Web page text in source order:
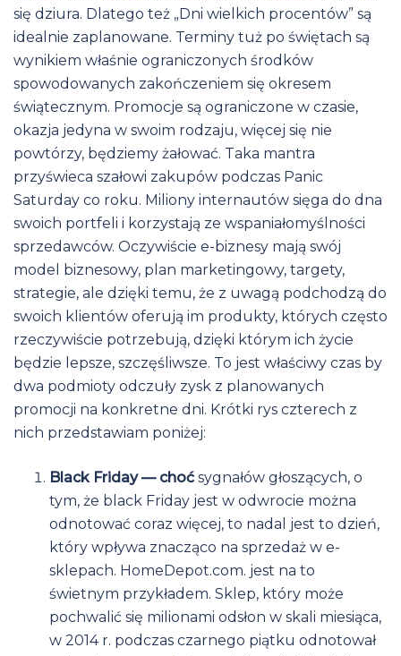
się dziura. Dlatego też „Dni wielkich procentów” są
idealnie zaplanowane. Terminy tuż po świętach są
wynikiem właśnie ograniczonych środków
spowodowanych zakończeniem się okresem
świątecznym. Promocje są ograniczone w czasie,
okazja jedyna w swoim rodzaju, więcej się nie
powtórzy, będziemy żałować. Taka mantra
przyświeca szałowi zakupów podczas Panic
Saturday co roku. Miliony internautów sięga do dna
swoich portfeli i korzystają ze wspaniałomyślności
sprzedawców. Oczywiście e-biznesy mają swój
model biznesowy, plan marketingowy, targety,
strategie, ale dzięki temu, że z uwagą podchodzą do
swoich klientów oferują im produkty, których często
rzeczywiście potrzebują, dzięki którym ich życie
będzie lepsze, szczęśliwsze. To jest właściwy czas by
dwa podmioty odczuły zysk z planowanych
promocji na konkretne dni. Krótki rys czterech z
nich przedstawiam poniżej:
Black Friday — choć sygnałów głoszących, o
tym, że black Friday jest w odwrocie można
odnotować coraz więcej, to nadal jest to dzień,
który wpływa znacząco na sprzedaż w e-
sklepach. HomeDepot.com. jest na to
świetnym przykładem. Sklep, który może
pochwalić się milionami odsłon w skali miesiąca,
w 2014 r. podczas czarnego piątku odnotował